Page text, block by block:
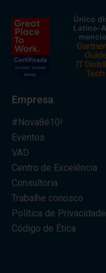
Empresa
#Nova8é10!
Eventos
VAD
Centro de Excelência
Consultoria
Trabalhe conosco
Política de Privacidade
Código de Ética